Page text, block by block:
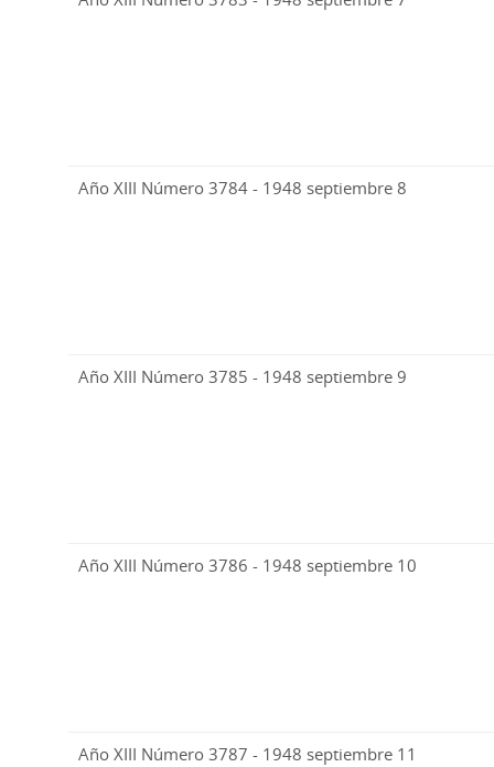
Año XIII Número 3784 - 1948 septiembre 8
Año XIII Número 3785 - 1948 septiembre 9
Año XIII Número 3786 - 1948 septiembre 10
Año XIII Número 3787 - 1948 septiembre 11